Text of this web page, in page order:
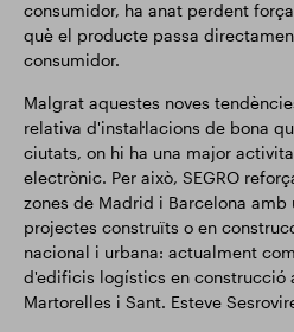
consumidor, ha anat perdent
què el producte passa
consumidor.
Malgrat aquestes noves
relativa d'instal·lacions de bona
ciutats, on hi ha una major
electrònic. Per això, SEGRO
zones de Madrid i Barcelona
projectes construïts o en
nacional i urbana: actualment
d'edificis logístics en construcció
Martorelles i Sant. Esteve